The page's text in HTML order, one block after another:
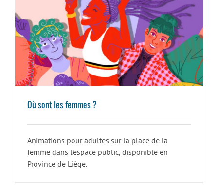
Où sont les femmes ?
Où sont les femmes ?
Animations pour adultes sur la place de la
femme dans l'espace public, disponible en
Province de Liège.